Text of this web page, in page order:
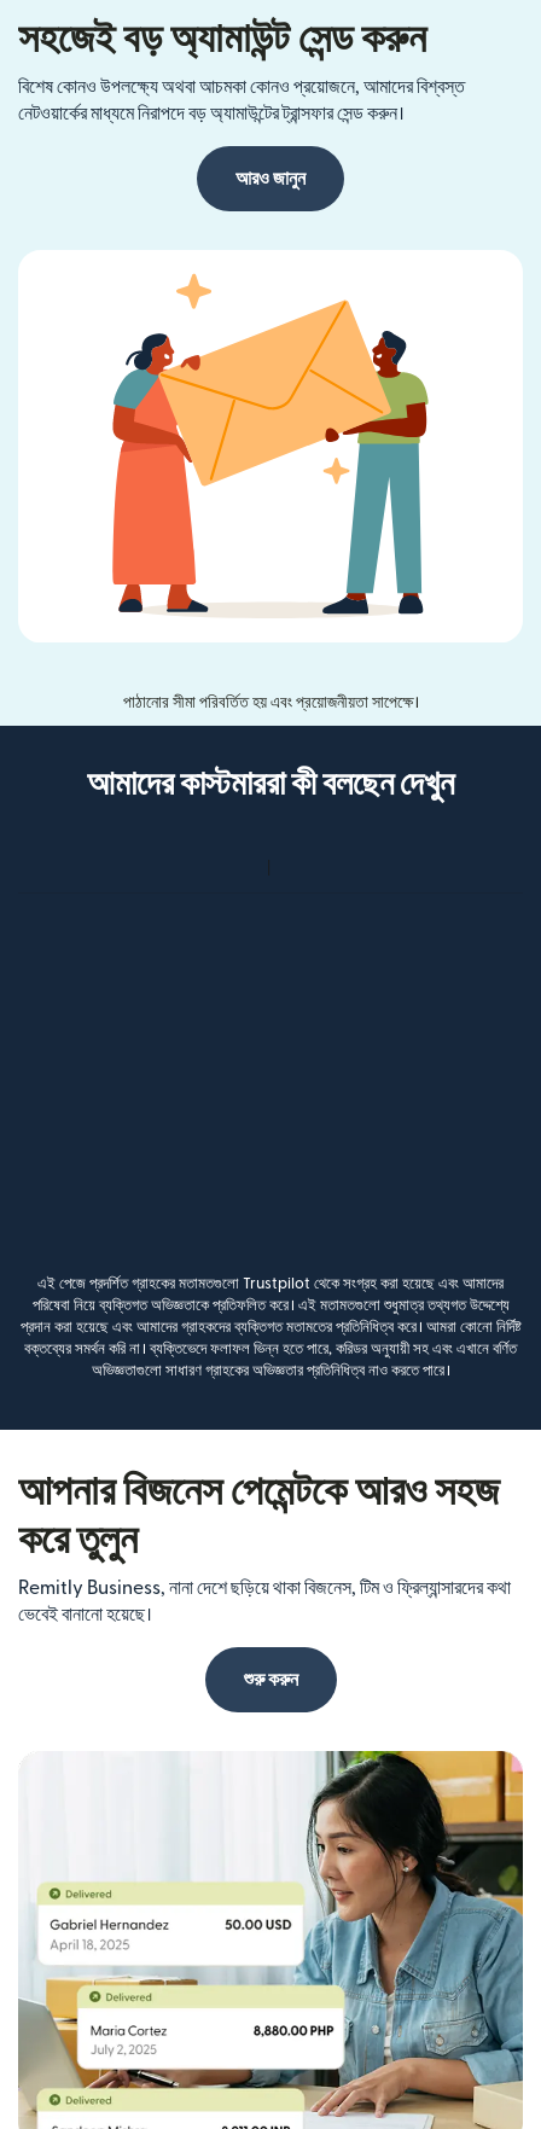
সহজেই বড় অ্যামাউন্ট সেন্ড করুন
বিশেষ কোনও উপলক্ষ্যে অথবা আচমকা কোনও প্রয়োজনে, আমাদের বিশ্বস্ত
নেটওয়ার্কের মাধ্যমে নিরাপদে বড় অ্যামাউন্টের ট্রান্সফার সেন্ড করুন।
আরও জানুন
পাঠানোর সীমা পরিবর্তিত হয় এবং প্রয়োজনীয়তা সাপেক্ষে।
আমাদের কাস্টমাররা কী বলছেন দেখুন
এই পেজে প্রদর্শিত গ্রাহকের মতামতগুলো Trustpilot থেকে সংগ্রহ করা হয়েছে এবং আমাদের
পরিষেবা নিয়ে ব্যক্তিগত অভিজ্ঞতাকে প্রতিফলিত করে। এই মতামতগুলো শুধুমাত্র তথ্যগত উদ্দেশ্যে
প্রদান করা হয়েছে এবং আমাদের গ্রাহকদের ব্যক্তিগত মতামতের প্রতিনিধিত্ব করে। আমরা কোনো নির্দিষ্ট
বক্তব্যের সমর্থন করি না। ব্যক্তিভেদে ফলাফল ভিন্ন হতে পারে, করিডর অনুযায়ী সহ এবং এখানে বর্ণিত
অভিজ্ঞতাগুলো সাধারণ গ্রাহকের অভিজ্ঞতার প্রতিনিধিত্ব নাও করতে পারে।
আপনার বিজনেস পেমেন্টকে আরও সহজ
করে তুলুন
Remitly Business, নানা দেশে ছড়িয়ে থাকা বিজনেস, টিম ও ফ্রিল্যান্সারদের কথা
ভেবেই বানানো হয়েছে।
শুরু করুন